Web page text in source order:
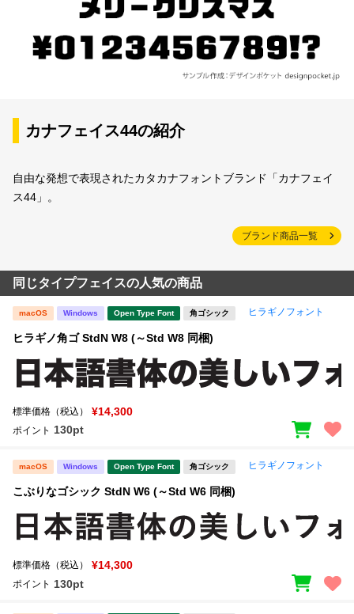
カナフェイス44の紹介
自由な発想で表現されたカタカナフォントブランド「カナフェイ
ス44」。
ブランド商品一覧
同じタイプフェイスの人気の商品
macOS Windows Open Type Font 角ゴシック ヒラギノフォント
ヒラギノ角ゴ StdN W8 (～Std W8 同梱)
標準価格（税込） ¥14,300
ポイント 130pt
macOS Windows Open Type Font 角ゴシック ヒラギノフォント
こぶりなゴシック StdN W6 (～Std W6 同梱)
標準価格（税込） ¥14,300
ポイント 130pt